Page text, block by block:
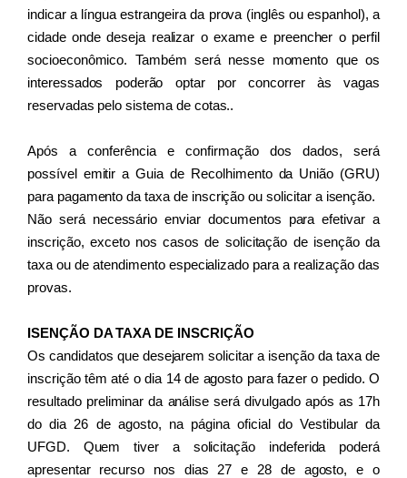
indicar a língua estrangeira da prova (inglês ou espanhol), a
cidade onde deseja realizar o exame e preencher o perfil
socioeconômico. Também será nesse momento que os
interessados poderão optar por concorrer às vagas
reservadas pelo sistema de cotas..
Após a conferência e confirmação dos dados, será
possível emitir a Guia de Recolhimento da União (GRU)
para pagamento da taxa de inscrição ou solicitar a isenção.
Não será necessário enviar documentos para efetivar a
inscrição, exceto nos casos de solicitação de isenção da
taxa ou de atendimento especializado para a realização das
provas.
ISENÇÃO DA TAXA DE INSCRIÇÃO
Os candidatos que desejarem solicitar a isenção da taxa de
inscrição têm até o dia 14 de agosto para fazer o pedido. O
resultado preliminar da análise será divulgado após as 17h
do dia 26 de agosto, na página oficial do Vestibular da
UFGD. Quem tiver a solicitação indeferida poderá
apresentar recurso nos dias 27 e 28 de agosto, e o